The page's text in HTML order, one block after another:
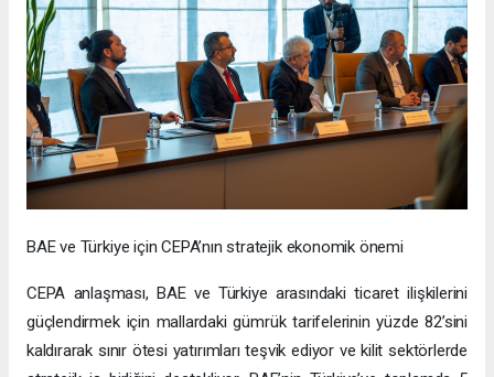
BAE ve Türkiye için CEPA’nın stratejik ekonomik önemi
CEPA anlaşması, BAE ve Türkiye arasındaki ticaret ilişkilerini
güçlendirmek için mallardaki gümrük tarifelerinin yüzde 82’sini
kaldırarak sınır ötesi yatırımları teşvik ediyor ve kilit sektörlerde